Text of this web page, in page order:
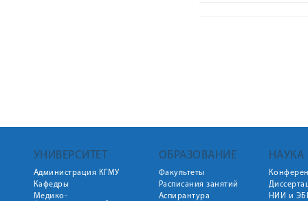
УНИВЕРСИТЕТ
Администрация КГМУ
Кафедры
Медико-
ОБРАЗОВАНИЕ
Факультеты
Расписания занятий
Аспирантура
НАУКА
НИИ и